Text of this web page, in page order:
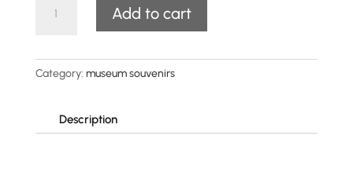
Power"
quantity
Add to cart
e
t
Category: museum souvenirs
Description